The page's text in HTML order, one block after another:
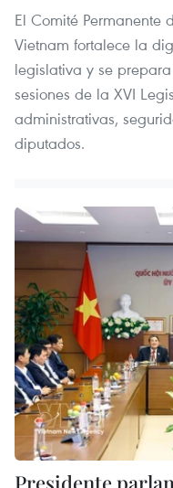
El Comité
Vietnam fortalece la
legislativa y se
sesiones de la XVI
administrativas,
diputados.
Presidente